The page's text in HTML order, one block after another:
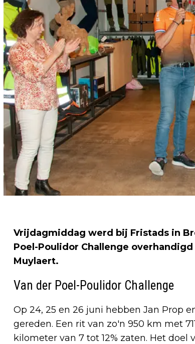
Vrijdagmiddag werd bij Fristads in
Poel-Poulidor Challenge
Muylaert.
Van der Poel-Poulidor Challenge
Op 24, 25 en 26 juni hebben Jan Prop
gereden. Een rit van zo'n 950 km met
kilometer van 7 tot 12% zaten. Het